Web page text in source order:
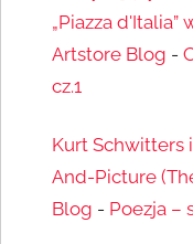
„Piazza
Artstore Blog -
cz.1
Kurt Schwitters
And-Picture
Blog - Poezja –